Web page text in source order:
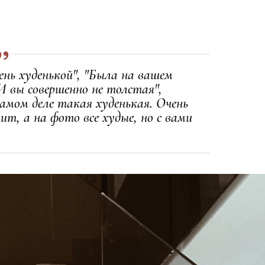
худенькой", "Была на вашем
совершенно не толстая",
деле такая худенькая. Очень
а на фото все худые, но с вами